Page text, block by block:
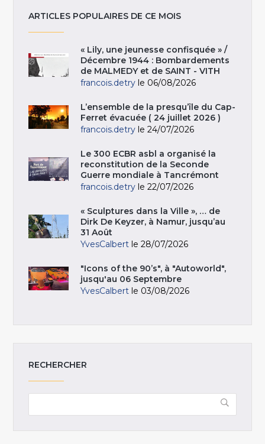
ARTICLES POPULAIRES DE CE MOIS
« Lily, une jeunesse confisquée » /
Décembre 1944 : Bombardements
de MALMEDY et de SAINT - VITH
francois.detry le 06/08/2026
L’ensemble de la presqu’île du Cap-
Ferret évacuée ( 24 juillet 2026 )
francois.detry le 24/07/2026
Le 300 ECBR asbl a organisé la
reconstitution de la Seconde
Guerre mondiale à Tancrémont
francois.detry le 22/07/2026
« Sculptures dans la Ville », … de
Dirk De Keyzer, à Namur, jusqu’au
31 Août
YvesCalbert le 28/07/2026
"Icons of the 90’s", à "Autoworld",
jusqu'au 06 Septembre
YvesCalbert le 03/08/2026
RECHERCHER